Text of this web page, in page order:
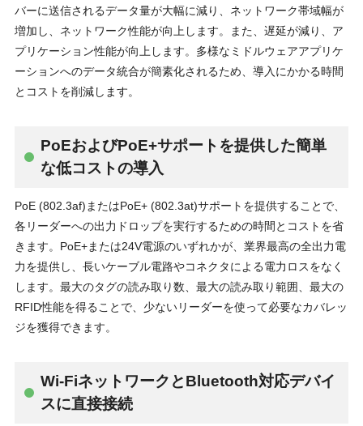
バーに送信されるデータ量が大幅に減り、ネットワーク帯域幅が
増加し、ネットワーク性能が向上します。また、遅延が減り、ア
プリケーション性能が向上します。多様なミドルウェアアプリケ
ーションへのデータ統合が簡素化されるため、導入にかかる時間
とコストを削減します。
PoEおよびPoE+サポートを提供した簡単
な低コストの導入
PoE (802.3af)またはPoE+ (802.3at)サポートを提供することで、
各リーダーへの出力ドロップを実行するための時間とコストを省
きます。PoE+または24V電源のいずれかが、業界最高の全出力電
力を提供し、長いケーブル電路やコネクタによる電力ロスをなく
します。最大のタグの読み取り数、最大の読み取り範囲、最大の
RFID性能を得ることで、少ないリーダーを使って必要なカバレッ
ジを獲得できます。
Wi-FiネットワークとBluetooth対応デバイ
スに直接接続